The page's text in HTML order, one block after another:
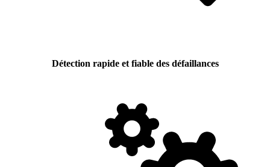
Détection rapide et fiable des défaillances